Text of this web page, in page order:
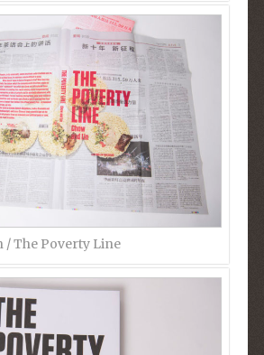
The Poverty Line